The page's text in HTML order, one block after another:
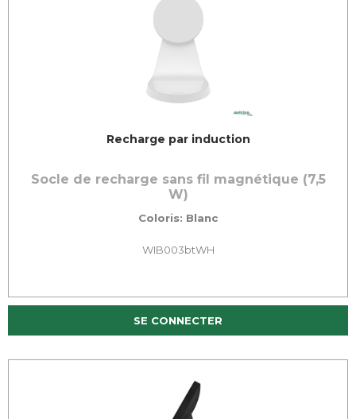
Recharge par induction
Socle de recharge sans fil magnétique (7,5
W)
Coloris: Blanc
WIB003btWH
SE CONNECTER